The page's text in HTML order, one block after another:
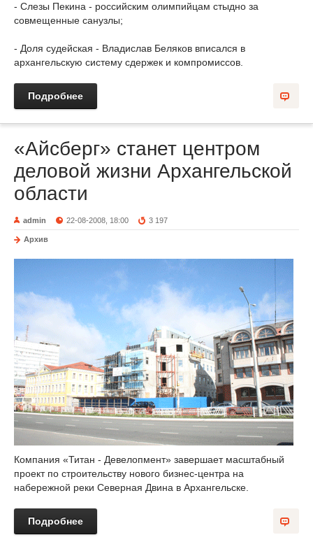
- Слезы Пекина - российским олимпийцам стыдно за
совмещенные санузлы;
- Доля судейская - Владислав Беляков вписался в
архангельскую систему сдержек и компромиссов.
Подробнее
«Айсберг» станет центром
деловой жизни Архангельской
области
admin 22-08-2008, 18:00 3 197
Архив
Компания «Титан - Девелопмент» завершает масштабный
проект по строительству нового бизнес-центра на
набережной реки Северная Двина в Архангельске.
Подробнее